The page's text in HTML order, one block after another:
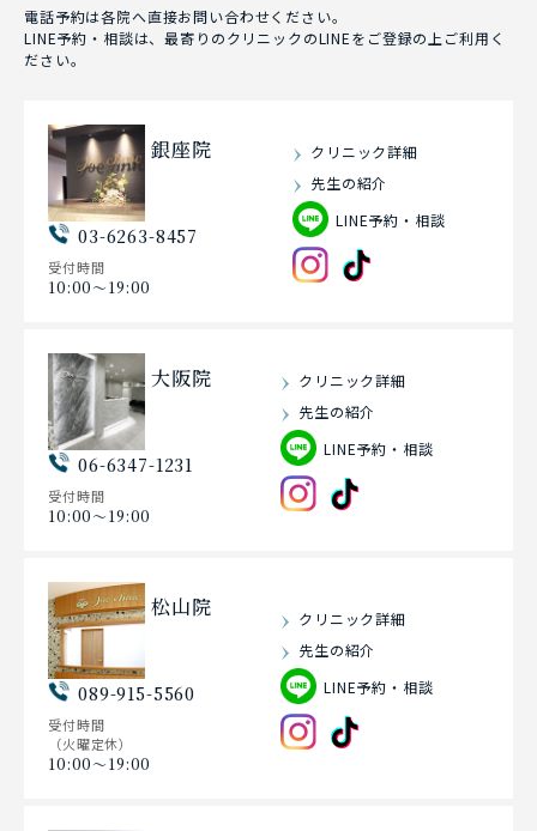
電話予約は各院へ直接お問い合わせください。
LINE予約・相談は、最寄りのクリニックのLINEをご登録の上ご利用く
ださい。
銀座院
03-6263-8457
受付時間
10:00〜19:00
クリニック詳細
先生の紹介
LINE予約・相談
大阪院
06-6347-1231
受付時間
10:00〜19:00
クリニック詳細
先生の紹介
LINE予約・相談
松山院
089-915-5560
受付時間
（火曜定休）
10:00〜19:00
クリニック詳細
先生の紹介
LINE予約・相談